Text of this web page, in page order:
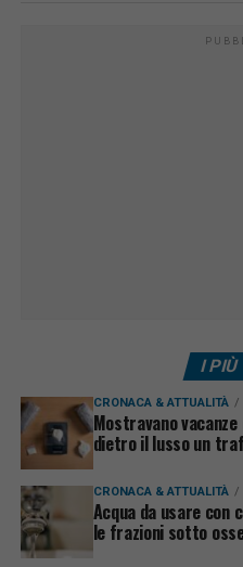
I PIÙ
CRONACA & ATTUALITÀ
Mostravano
dietro il lusso un
CRONACA & ATTUALITÀ
Acqua da usare con
le frazioni sotto